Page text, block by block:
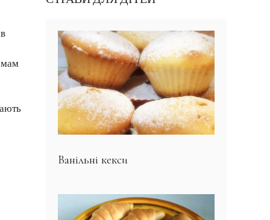
Ванільні кекси